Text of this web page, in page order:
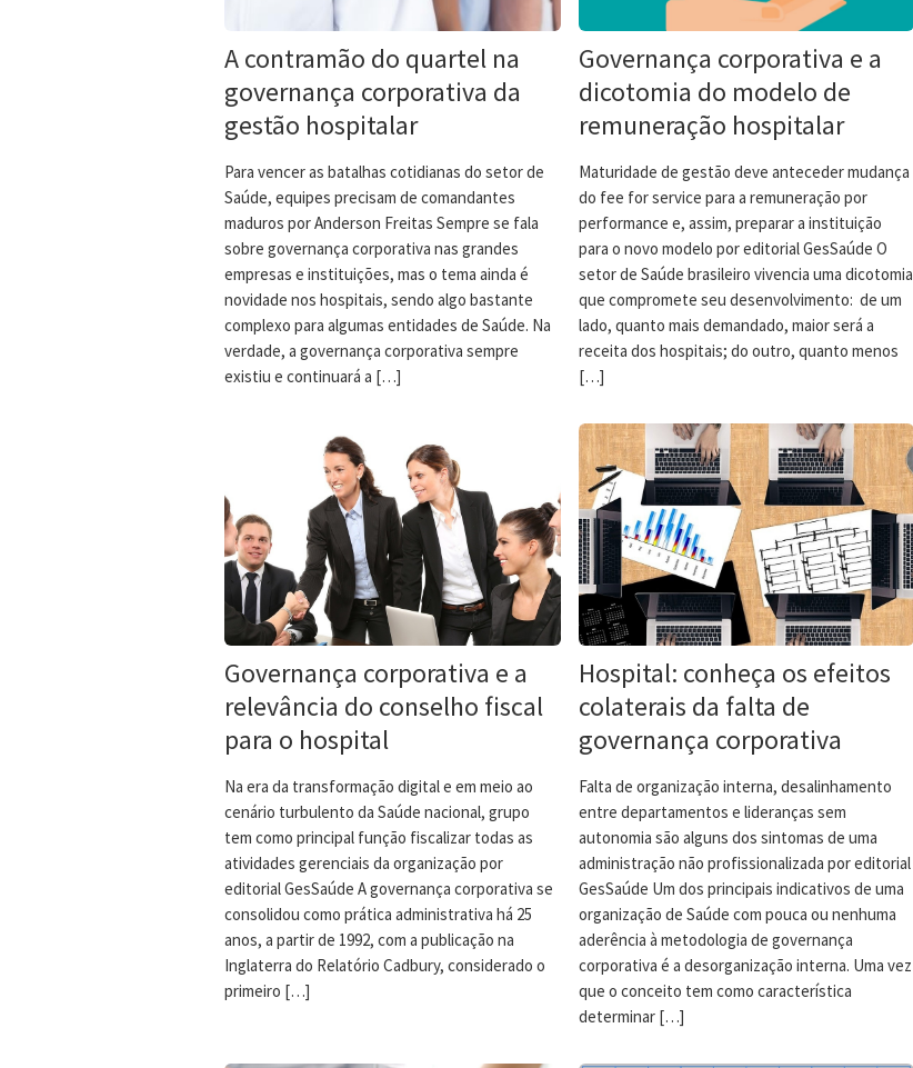
A contramão do quartel na
governança corporativa da
gestão hospitalar
Para vencer as batalhas cotidianas do setor de
Saúde, equipes precisam de comandantes
maduros por Anderson Freitas Sempre se fala
sobre governança corporativa nas grandes
empresas e instituições, mas o tema ainda é
novidade nos hospitais, sendo algo bastante
complexo para algumas entidades de Saúde. Na
verdade, a governança corporativa sempre
existiu e continuará a […]
Governança corporativa e a
dicotomia do modelo de
remuneração hospitalar
Maturidade de gestão deve anteceder mudança
do fee for service para a remuneração por
performance e, assim, preparar a instituição
para o novo modelo por editorial GesSaúde O
setor de Saúde brasileiro vivencia uma dicotomia
que compromete seu desenvolvimento: de um
lado, quanto mais demandado, maior será a
receita dos hospitais; do outro, quanto menos
[…]
Governança corporativa e a
relevância do conselho fiscal
para o hospital
Na era da transformação digital e em meio ao
cenário turbulento da Saúde nacional, grupo
tem como principal função fiscalizar todas as
atividades gerenciais da organização por
editorial GesSaúde A governança corporativa se
consolidou como prática administrativa há 25
anos, a partir de 1992, com a publicação na
Inglaterra do Relatório Cadbury, considerado o
primeiro […]
Hospital: conheça os efeitos
colaterais da falta de
governança corporativa
Falta de organização interna, desalinhamento
entre departamentos e lideranças sem
autonomia são alguns dos sintomas de uma
administração não profissionalizada por editorial
GesSaúde Um dos principais indicativos de uma
organização de Saúde com pouca ou nenhuma
aderência à metodologia de governança
corporativa é a desorganização interna. Uma vez
que o conceito tem como característica
determinar […]